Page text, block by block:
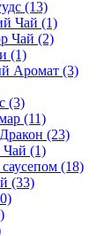
(13)
Чай (1)
Чай (2)
(1)
Аромат (3)
(3)
(11)
(23)
Чай (1)
(18)
(33)